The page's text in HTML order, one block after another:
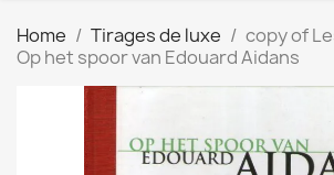
Home Tirages de luxe
copy of
Op het spoor van Edouard Aidans